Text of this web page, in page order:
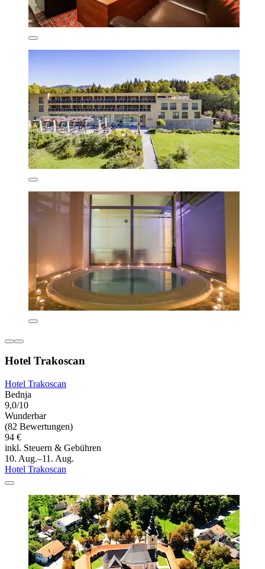
Hotel Trakoscan
Hotel Trakoscan
Bednja
9,0/10
Wunderbar
(82 Bewertungen)
94 €
inkl. Steuern & Gebühren
10. Aug.–11. Aug.
Hotel Trakoscan